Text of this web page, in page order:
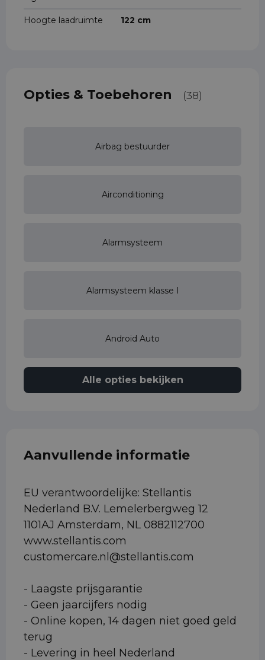
Hoogte laadruimte 122 cm
Opties & Toebehoren (38)
Airbag bestuurder
Airconditioning
Alarmsysteem
Alarmsysteem klasse I
Android Auto
Alle opties bekijken
Aanvullende informatie
EU verantwoordelijke: Stellantis
Nederland B.V. Lemelerbergweg 12
1101AJ Amsterdam, NL 0882112700
www.stellantis.com
customercare.nl@stellantis.com
- Laagste prijsgarantie
- Geen jaarcijfers nodig
- Online kopen, 14 dagen niet goed geld
terug
- Levering in heel Nederland